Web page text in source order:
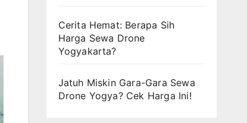
Cerita Hemat: Berapa Sih
Harga Sewa Drone
Yogyakarta?
Jatuh Miskin Gara-Gara Sewa
Drone Yogya? Cek Harga Ini!